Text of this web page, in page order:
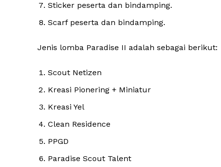
Sticker peserta dan bindamping.
Scarf peserta dan bindamping.
Jenis lomba Paradise II adalah sebagai berikut:
Scout Netizen
Kreasi Pionering + Miniatur
Kreasi Yel
Clean Residence
PPGD
Paradise Scout Talent